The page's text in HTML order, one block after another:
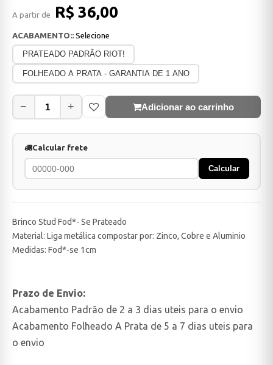
A partir de R$ 36,00
ACABAMENTO:: Selecione
PRATEADO PADRÃO RIOT!
FOLHEADO A PRATA - GARANTIA DE 1 ANO
− + Adicionar ao carrinho
Calcular frete
Calcular
Brinco Stud Fod*- Se Prateado
Material: Liga metálica compostar por: Zinco, Cobre e Aluminio
Medidas: Fod*-se 1cm
Prazo de Envio:
Acabamento Padrão de 2 a 3 dias uteis para o envio
Acabamento Folheado A Prata de 5 a 7 dias uteis para
o envio